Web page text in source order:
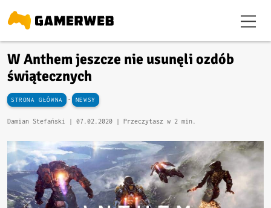
W Anthem jeszcze nie usunęli ozdób
świątecznych
STRONA GŁÓWNA - NEWSY
Damian Stefański | 07.02.2020 | Przeczytasz w 2 min.